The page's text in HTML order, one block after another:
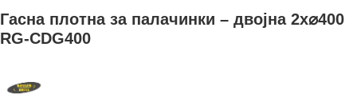
Гасна плотна за палачинки – двојна 2x⌀400
RG-CDG400